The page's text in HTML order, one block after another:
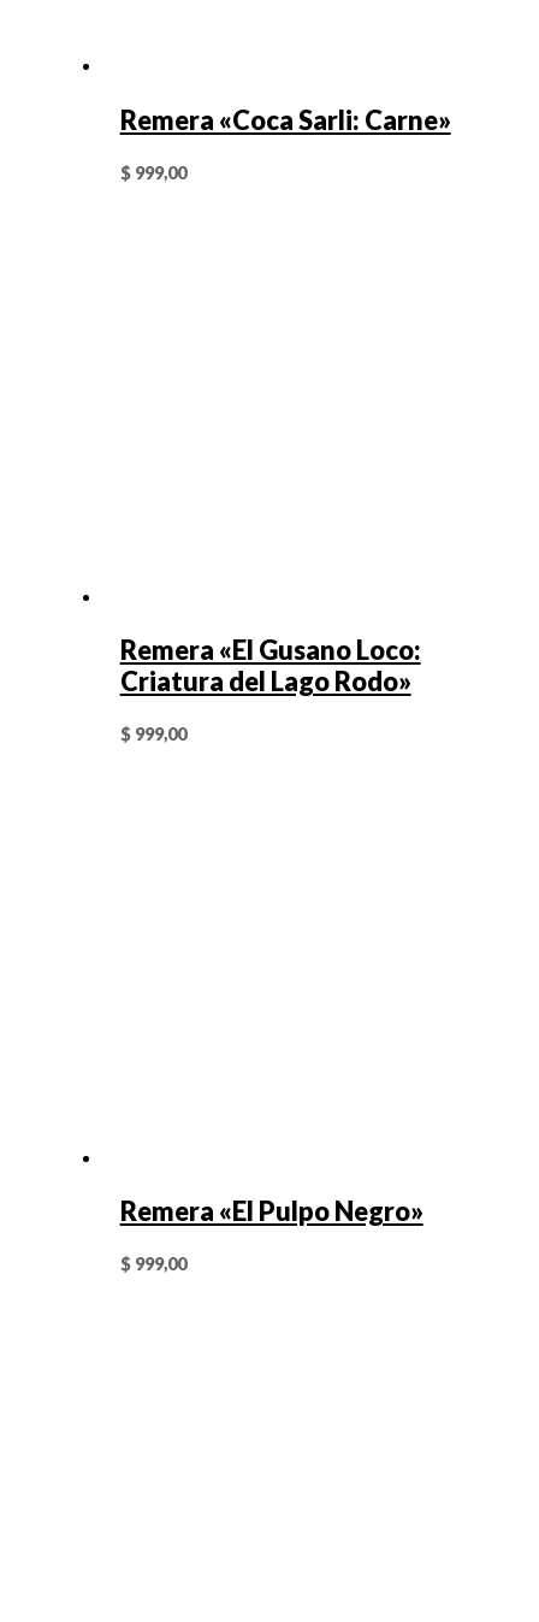
Remera «Coca Sarli: Carne»
$999,00
Remera «El Gusano Loco:
Criatura del Lago Rodo»
$999,00
Remera «El Pulpo Negro»
$999,00